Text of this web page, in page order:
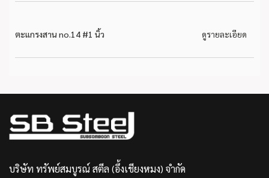
ตะแกรงสาน no.14 #1 นิ้ว ดูรายละเอียด
บริษัท ทรัพย์สมบูรณ์ สตีล (อึ้งเชียงหมง) จำกัด